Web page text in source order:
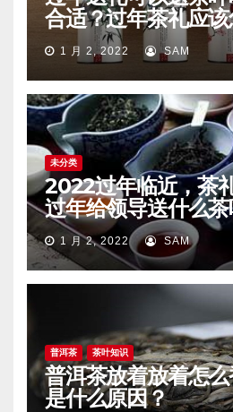
合适？过年茶礼应该
1 月 2, 2022 SAM
未分类
2022过年临近，茶
过年给领导送什么
1 月 2, 2022 SAM
普洱茶 茶叶知识
普洱茶放着放着怎
是什么原因？